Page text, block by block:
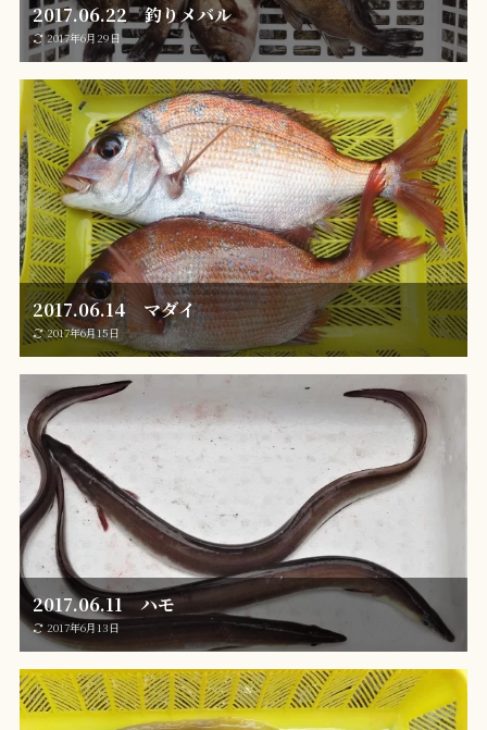
2017.06.22 釣りメバル
2017年6月29日
2017.06.14 マダイ
2017年6月15日
2017.06.11 ハモ
2017年6月13日